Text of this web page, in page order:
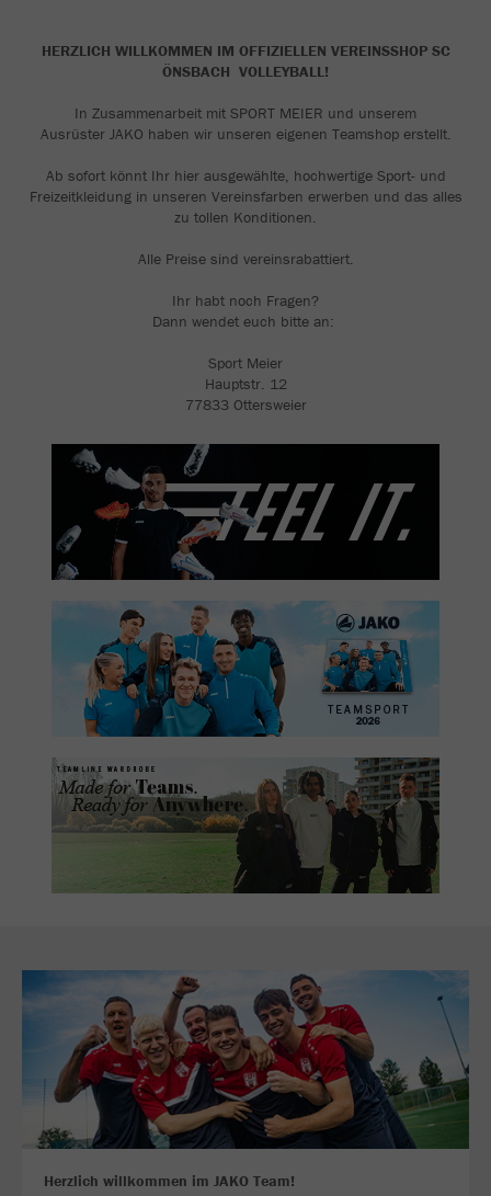
HERZLICH WILLKOMMEN IM OFFIZIELLEN VEREINSSHOP SC
ÖNSBACH VOLLEYBALL!
In Zusammenarbeit mit SPORT MEIER und unserem
Ausrüster JAKO haben wir unseren eigenen Teamshop erstellt.
Ab sofort könnt Ihr hier ausgewählte, hochwertige Sport- und
Freizeitkleidung in unseren Vereinsfarben erwerben und das alles
zu tollen Konditionen.
Alle Preise sind vereinsrabattiert.
Ihr habt noch Fragen?
Dann wendet euch bitte an:
Sport Meier
Hauptstr. 12
77833 Ottersweier
Herzlich willkommen im JAKO Team!